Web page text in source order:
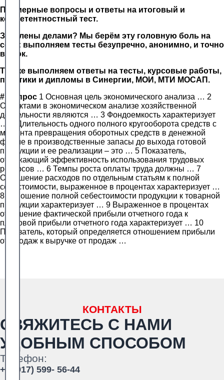
Примерные вопросы и ответы на итоговый и
компетентностный тест.
Завалены делами? Мы берём эту головную боль на
себя: выполняем тесты безупречно, анонимно, и точно
в срок.
Так же выполняем ответы на тесты, курсовые работы,
практики и дипломы в Синергии, МОИ, МТИ МОСАП.
#
Вопрос 1 Основная цель экономического анализа … 2
Объектами в экономическом анализе хозяйственной
деятельности являются … 3 Фондоемкость характеризует
… 4 Длительность одного полного кругооборота средств с
момента превращения оборотных средств в денежной
форме в производственные запасы до выхода готовой
продукции и ее реализации – это … 5 Показатель,
отражающий эффективность использования трудовых
ресурсов … 6 Темпы роста оплаты труда должны … 7
Отношение расходов по отдельным статьям к полной
себестоимости, выраженное в процентах характеризует …
8 Отношение полной себестоимости продукции к товарной
продукции характеризует … 9 Выраженное в процентах
отношение фактической прибыли отчетного года к
плановой прибыли отчетного года характеризует … 10
Показатель, который определяется отношением прибыли
от продаж к выручке от продаж …
КОНТАКТЫ
СВЯЖИТЕСЬ С НАМИ
УДОБНЫМ СПОСОБОМ
Телефон:
+7 (917) 599- 56-44